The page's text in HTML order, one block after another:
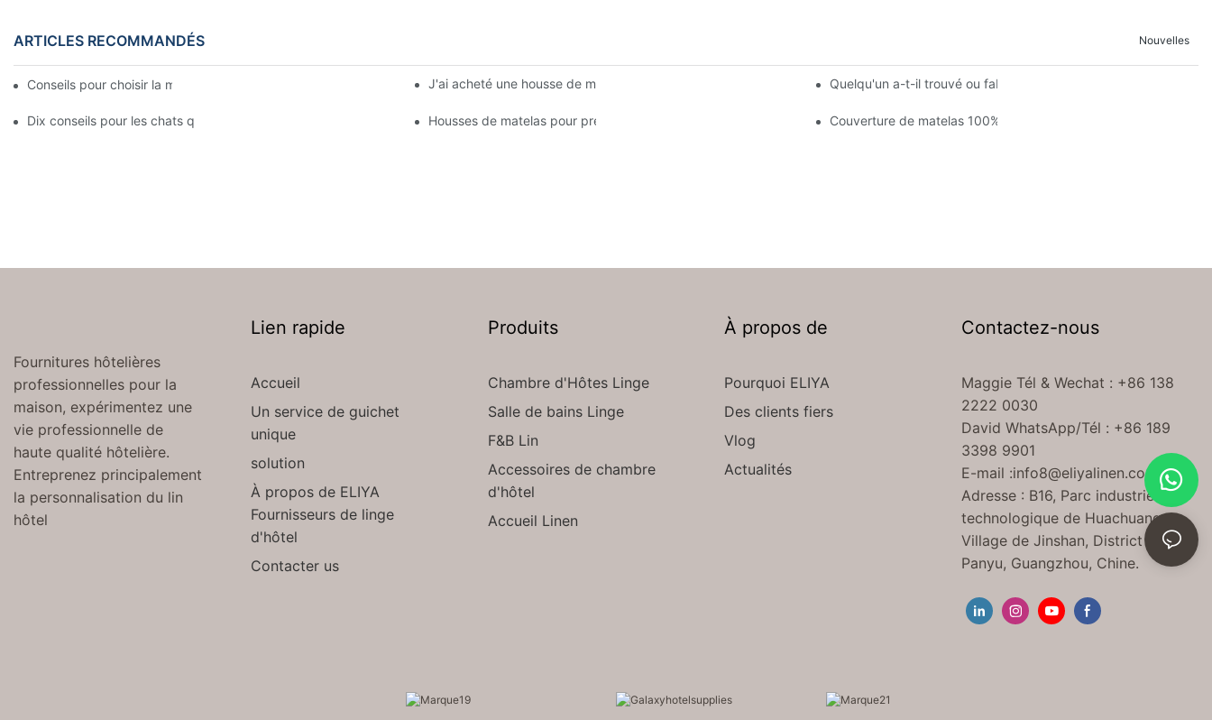
ARTICLES RECOMMANDÉS Nouvelles
Conseils pour choisir la meilleure housse de matelas J'ai acheté une housse de matelas aujourd'hui chez Target, et on dirait qu'il y a du sang dessus ?Quelqu'un a-t-il trouvé ou fabriqué une housse pour un couvre-
Dix conseils pour les chats qui sont obligés de déménager avec leurs propriétairesHousses de matelas pour prévenir les punaises de lit et leurs piqûres désagréablesCouverture de matelas 100% coton
Fournitures hôtelières
professionnelles pour la
maison, expérimentez une
vie professionnelle de
haute qualité hôtelière.
Entreprenez principalement
la personnalisation du lin
hôtel
Lien rapide
Accueil
Un service de guichet
unique
solution
À propos de ELIYA
Fournisseurs de linge
d'hôtel
Contacter us
Produits
Chambre d'Hôtes Linge
Salle de bains Linge
F&B Lin
Accessoires de chambre
d'hôtel
Accueil Linen
À propos de
Pourquoi ELIYA
Des clients fiers
Vlog
Actualités
Contactez-nous
Maggie Tél & Wechat : +86 138
2222 0030
David WhatsApp/Tél : +86 189
3398 9901
E-mail :info8@eliyalinen.com
Adresse : B16, Parc industriel
technologique de Huachuang,
Village de Jinshan, District de
Panyu, Guangzhou, Chine.